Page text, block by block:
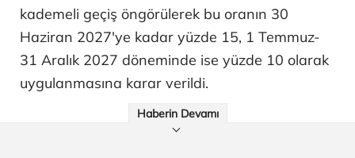
kademeli geçiş öngörülerek bu oranın 30
Haziran 2027'ye kadar yüzde 15, 1 Temmuz-
31 Aralık 2027 döneminde ise yüzde 10 olarak
uygulanmasına karar verildi.
Haberin Devamı